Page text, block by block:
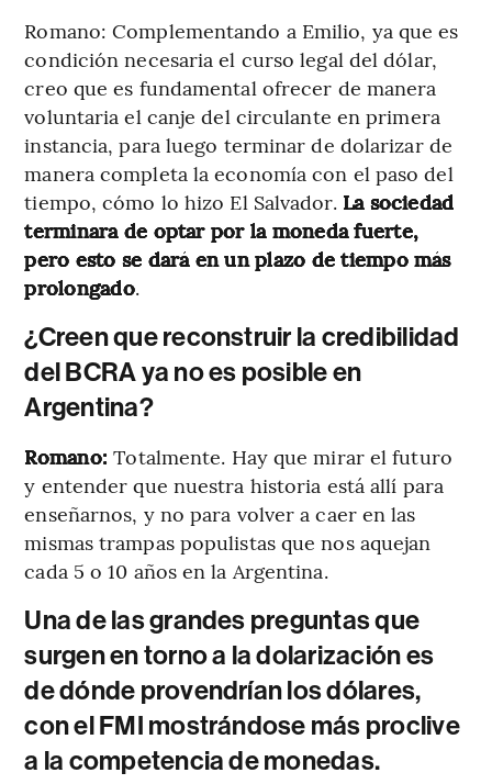
Romano: Complementando a Emilio, ya que es
condición necesaria el curso legal del dólar,
creo que es fundamental ofrecer de manera
voluntaria el canje del circulante en primera
instancia, para luego terminar de dolarizar de
manera completa la economía con el paso del
tiempo, cómo lo hizo El Salvador. La sociedad
terminara de optar por la moneda fuerte,
pero esto se dará en un plazo de tiempo más
prolongado.
¿Creen que reconstruir la credibilidad
del BCRA ya no es posible en
Argentina?
Romano:Totalmente. Hay que mirar el futuro
y entender que nuestra historia está allí para
enseñarnos, y no para volver a caer en las
mismas trampas populistas que nos aquejan
cada 5 o 10 años en la Argentina.
Una de las grandes preguntas que
surgen en torno a la dolarización es
de dónde provendrían los dólares,
con el FMI mostrándose más proclive
a la competencia de monedas.